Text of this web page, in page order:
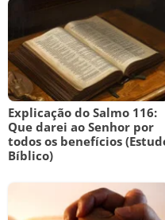
Explicação do Salmo 116:
Que darei ao Senhor por
todos os benefícios
Bíblico)